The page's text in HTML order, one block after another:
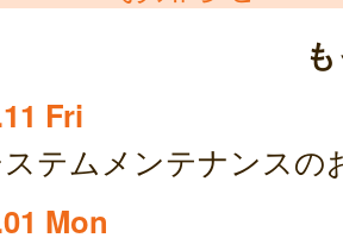
Fri
テムメンテナンスの
Mon